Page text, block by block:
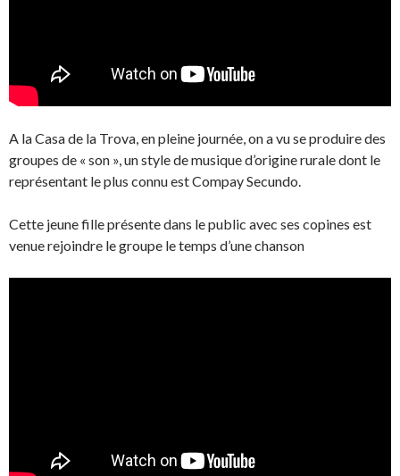
A la Casa de la Trova, en pleine journée, on a vu se produire des
groupes de « son », un style de musique d’origine rurale dont le
représentant le plus connu est Compay Secundo.
Cette jeune fille présente dans le public avec ses copines est
venue rejoindre le groupe le temps d’une chanson